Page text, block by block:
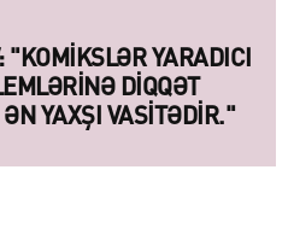
YARADICI
DIQQƏT
YAXŞI VASITƏDIR."